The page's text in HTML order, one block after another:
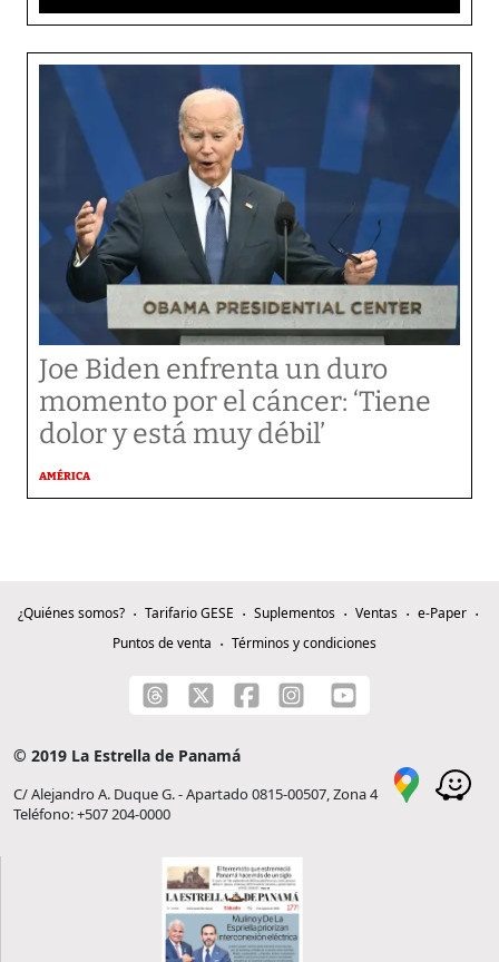
Joe Biden enfrenta un duro
momento por el cáncer: ‘Tiene
dolor y está muy débil’
AMÉRICA
¿Quiénes somos? Tarifario GESE Suplementos Ventas
e-Paper
Puntos de venta
Términos y condiciones
© 2019 La Estrella de Panamá
C/ Alejandro A. Duque G. - Apartado 0815-00507, Zona 4
Teléfono: +507 204-0000